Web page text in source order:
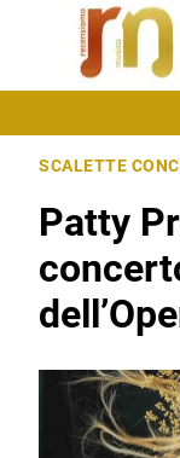
SCALETTE
Patty